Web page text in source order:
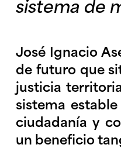
sistema de
José Ignacio
de futuro que
justicia
sistema
ciudadanía y
un beneficio